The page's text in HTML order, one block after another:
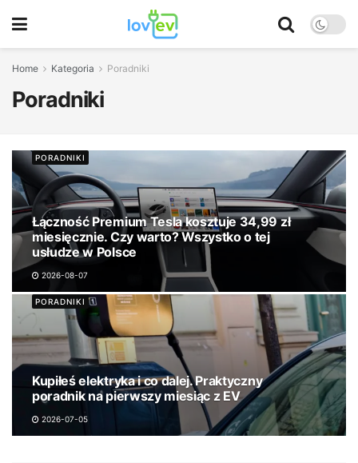
Home Kategoria Poradniki
Poradniki
PORADNIKI
Łączność Premium Tesla kosztuje 34,99 zł
miesięcznie. Czy warto? Wszystko o tej
usłudze w Polsce
2026-08-07
PORADNIKI
Kupiłeś elektryka i co dalej. Praktyczny
poradnik na pierwszy miesiąc z EV
2026-07-05